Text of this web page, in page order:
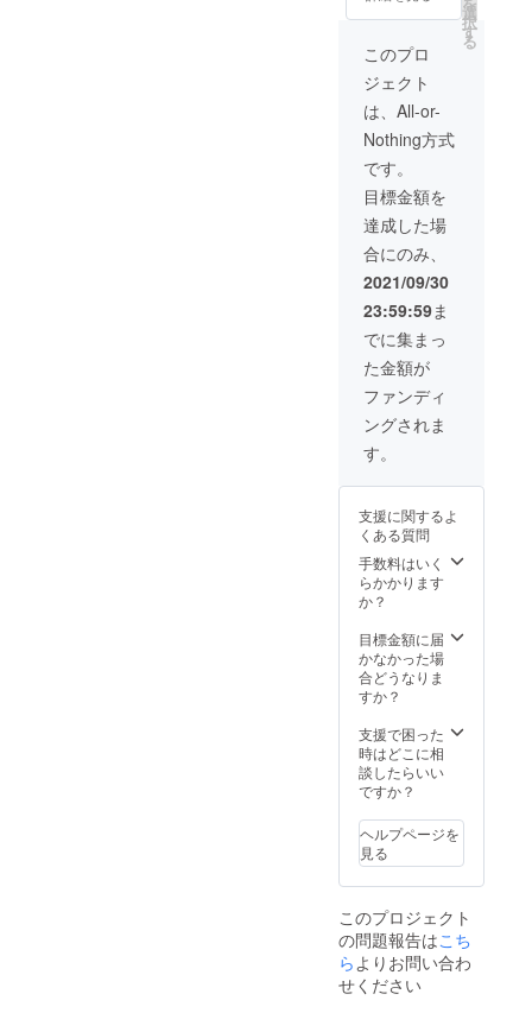
ン ①ぬ
み ②サ
ン
キュー
レ
ター
③ポス
テッ
カー ⑤
マル
シェ
バッグ
⑥マス
コット
キー
チェー
ン ⑦イ
ラスト
原画 画
像はイ
消費税
を含ん
だ金額
です。
選
択
す
る
このプロ
ジェクト
は、All-or-
Nothing方式
です。
目標金額を
達成した場
合にのみ、
2021/09/30
23:59:59ま
でに集まっ
た金額が
ファンディ
ングされま
す。
支援に関するよ
くある質問
手数料はいく
らかかります
か？
目標金額に届
かなかった場
合どうなりま
すか？
支援で困った
時はどこに相
談したらいい
ですか？
ヘルプページを
見る
このプロジェクト
の問題報告はこち
らよりお問い合わ
せください